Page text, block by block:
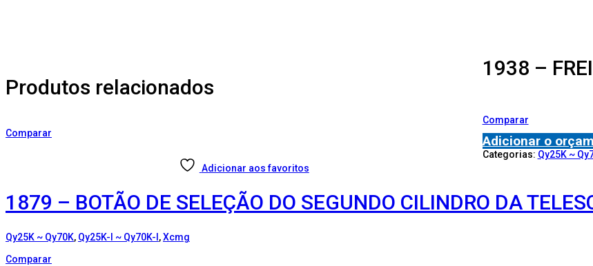
1938 –
Comparar
Adicionar o
Categorias: Qy25K ~
Produtos relacionados
Comparar
Adicionar aos favoritos
1879 – BOTÃO DE SELEÇÃO DO SEGUNDO CILINDRO DA
Qy25K ~ Qy70K, Qy25K-I ~ Qy70K-I ,Xcmg
Comparar